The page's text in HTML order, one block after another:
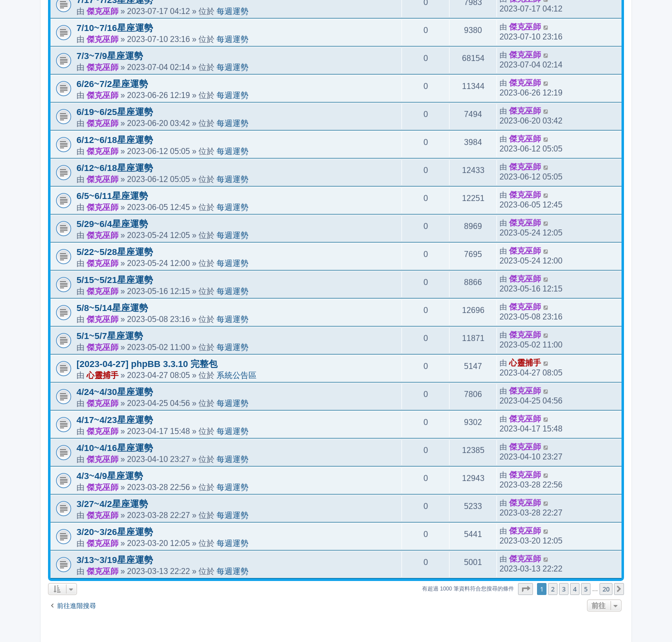
由 傑克巫師 » 2023-07-17 04:12 » 位於 每週運勢
0 7983
2023-07-17 04:12
7/10~7/16星座運勢
由 傑克巫師 » 2023-07-10 23:16 » 位於 每週運勢
0 9380 由 傑克巫師
2023-07-10 23:16
7/3~7/9星座運勢
由 傑克巫師 » 2023-07-04 02:14 » 位於 每週運勢
0 68154 由 傑克巫師
2023-07-04 02:14
6/26~7/2星座運勢
由 傑克巫師 » 2023-06-26 12:19 » 位於 每週運勢
0 11344 由 傑克巫師
2023-06-26 12:19
6/19~6/25星座運勢
由 傑克巫師 » 2023-06-20 03:42 » 位於 每週運勢
0 7494 由 傑克巫師
2023-06-20 03:42
6/12~6/18星座運勢
由 傑克巫師 » 2023-06-12 05:05 » 位於 每週運勢
0 3984 由 傑克巫師
2023-06-12 05:05
6/12~6/18星座運勢
由 傑克巫師 » 2023-06-12 05:05 » 位於 每週運勢
0 12433 由 傑克巫師
2023-06-12 05:05
6/5~6/11星座運勢
由 傑克巫師 » 2023-06-05 12:45 » 位於 每週運勢
0 12251 由 傑克巫師
2023-06-05 12:45
5/29~6/4星座運勢
由 傑克巫師 » 2023-05-24 12:05 » 位於 每週運勢
0 8969 由 傑克巫師
2023-05-24 12:05
5/22~5/28星座運勢
由 傑克巫師 » 2023-05-24 12:00 » 位於 每週運勢
0 7695 由 傑克巫師
2023-05-24 12:00
5/15~5/21星座運勢
由 傑克巫師 » 2023-05-16 12:15 » 位於 每週運勢
0 8866 由 傑克巫師
2023-05-16 12:15
5/8~5/14星座運勢
由 傑克巫師 » 2023-05-08 23:16 » 位於 每週運勢
0 12696 由 傑克巫師
2023-05-08 23:16
5/1~5/7星座運勢
由 傑克巫師 » 2023-05-02 11:00 » 位於 每週運勢
0 11871 由 傑克巫師
2023-05-02 11:00
[2023-04-27] phpBB 3.3.10 完整包
由心靈捕手 » 2023-04-27 08:05 » 位於 系統公告區
0 5147 由心靈捕手
2023-04-27 08:05
4/24~4/30星座運勢
由 傑克巫師 » 2023-04-25 04:56 » 位於 每週運勢
0 7806 由 傑克巫師
2023-04-25 04:56
4/17~4/23星座運勢
由 傑克巫師 » 2023-04-17 15:48 » 位於 每週運勢
0 9302 由 傑克巫師
2023-04-17 15:48
4/10~4/16星座運勢
由 傑克巫師 » 2023-04-10 23:27 » 位於 每週運勢
0 12385 由 傑克巫師
2023-04-10 23:27
4/3~4/9星座運勢
由 傑克巫師 » 2023-03-28 22:56 » 位於 每週運勢
0 12943 由 傑克巫師
2023-03-28 22:56
3/27~4/2星座運勢
由 傑克巫師 » 2023-03-28 22:27 » 位於 每週運勢
0 5233 由 傑克巫師
2023-03-28 22:27
3/20~3/26星座運勢
由 傑克巫師 » 2023-03-20 12:05 » 位於 每週運勢
0 5441 由 傑克巫師
2023-03-20 12:05
3/13~3/19星座運勢
由 傑克巫師 » 2023-03-13 22:22 » 位於 每週運勢
0 5001 由 傑克巫師
2023-03-13 22:22
有超過 1000 筆資料符合您搜尋的條件 1 頁 (共 20頁)
1 2 3 4 5 20
前往進階搜尋 前往